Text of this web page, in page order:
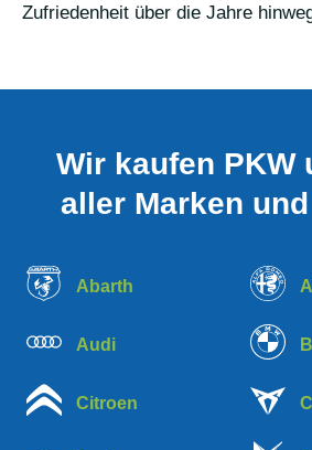
Zufriedenheit über die Jahre
Wir kaufen PKW
aller Marken
Abarth
Audi
Citroen